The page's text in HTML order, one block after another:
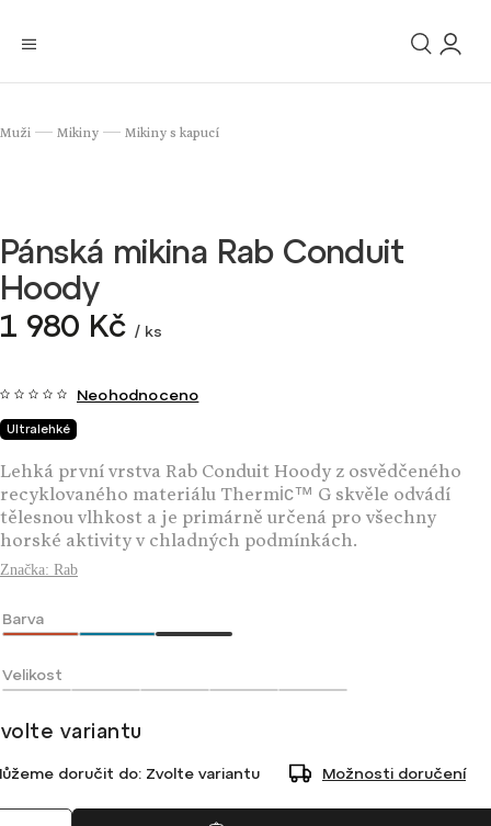
Muži / Mikiny / Mikiny s kapucí
Pánská mikina Rab Conduit
Hoody
1 980 Kč / ks
Ultralehké
Neohodnoceno
Lehká první vrstva Rab Conduit Hoody z osvědčeného
recyklovaného materiálu Thermic™ G skvěle odvádí
tělesnou vlhkost a je primárně určená pro všechny
horské aktivity v chladných podmínkách.
Značka: Rab
Barva
Velikost
variantu
doručit do: Zvolte variantu Možnosti doručení